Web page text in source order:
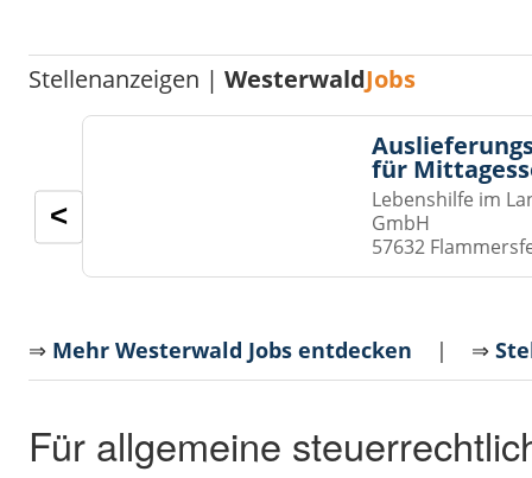
Stellenanzeigen |WesterwaldJobs
für
Lebenshilfe im
GmbH
57632
<
⇒ Mehr Westerwald Jobs entdecken | ⇒
Für allgemeine